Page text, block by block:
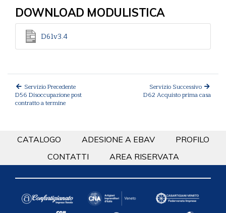
DOWNLOAD MODULISTICA
D61v3.4
Servizio Precedente
D56 Disoccupazione post
contratto a termine
Servizio Successivo
D62 Acquisto prima casa
CATALOGO ADESIONE A EBAV
PROFILO
CONTATTI
AREA RISERVATA